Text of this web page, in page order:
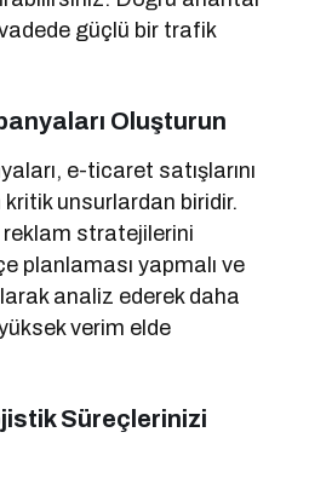
güçlü bir trafik
Oluşturun
e-ticaret satışlarını
unsurlardan biridir.
stratejilerini
planlaması yapmalı ve
analiz ederek daha
verim elde
Süreçlerinizi